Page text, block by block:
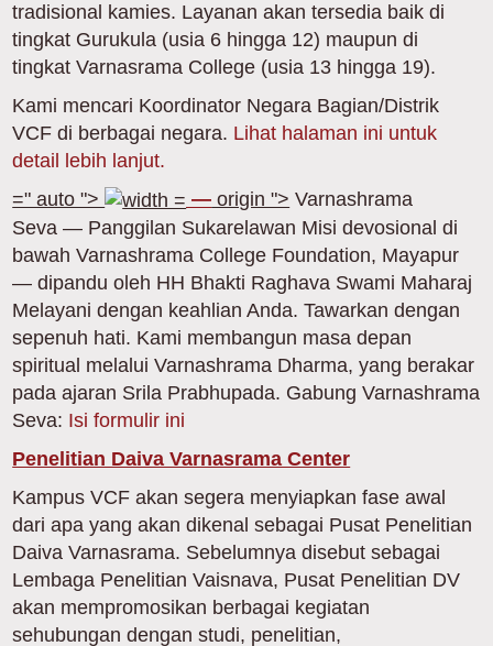
tradisional kamies. Layanan akan tersedia baik di
tingkat Gurukula (usia 6 hingga 12) maupun di
tingkat Varnasrama College (usia 13 hingga 19).
Kami mencari Koordinator Negara Bagian/Distrik
VCF di berbagai negara. Lihat halaman ini untuk
detail lebih lanjut.
=" auto ">
— origin "> Varnashrama
Seva — Panggilan Sukarelawan Misi devosional di
bawah Varnashrama College Foundation, Mayapur
— dipandu oleh HH Bhakti Raghava Swami Maharaj
Melayani dengan keahlian Anda. Tawarkan dengan
sepenuh hati. Kami membangun masa depan
spiritual melalui Varnashrama Dharma, yang berakar
pada ajaran Srila Prabhupada. Gabung Varnashrama
Seva: Isi formulir ini
Penelitian Daiva Varnasrama Center
Kampus VCF akan segera menyiapkan fase awal
dari apa yang akan dikenal sebagai Pusat Penelitian
Daiva Varnasrama. Sebelumnya disebut sebagai
Lembaga Penelitian Vaisnava, Pusat Penelitian DV
akan mempromosikan berbagai kegiatan
sehubungan dengan studi, penelitian,